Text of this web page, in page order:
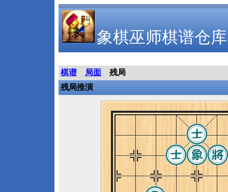
象棋巫师棋谱仓库
棋谱 局面
残局
残局推演